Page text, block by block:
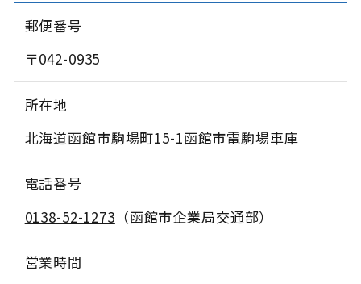
郵便番号
〒042-0935
所在地
北海道函館市駒場町15-1函館市電駒場車庫
電話番号
0138-52-1273 （函館市企業局交通部）
営業時間